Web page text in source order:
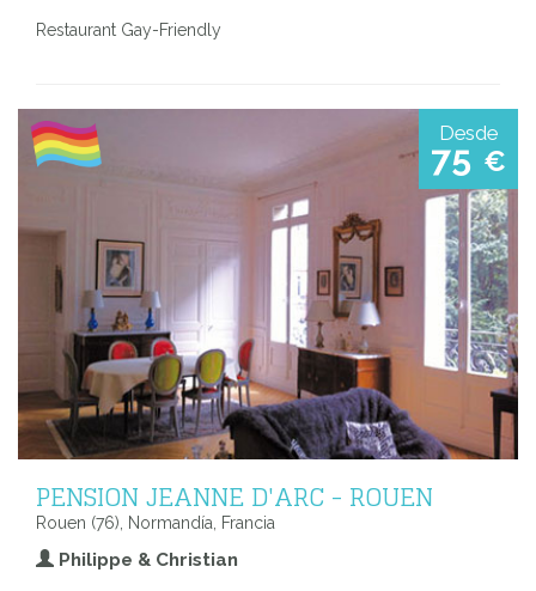
Restaurant Gay-Friendly
Desde
75 €
PENSION JEANNE D'ARC - ROUEN
Rouen (76), Normandía, Francia
Philippe & Christian